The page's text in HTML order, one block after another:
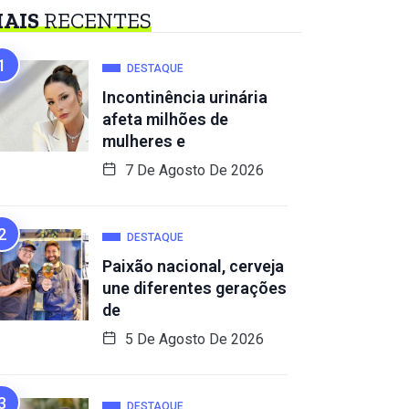
RECENTES
DESTAQUE
Incontinência urinária
afeta milhões de
mulheres e
7 De Agosto De 2026
DESTAQUE
Paixão nacional, cerveja
une diferentes gerações
de
5 De Agosto De 2026
DESTAQUE